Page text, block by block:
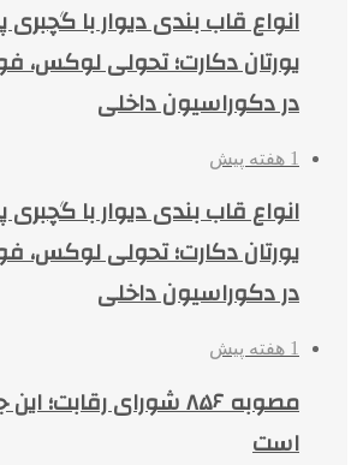
انواع قاب بندی دیوار با
یورتان دکارت؛ تحولی لوکس،
در دکوراسیون داخلی
1 هفته پیش
انواع قاب بندی دیوار با
یورتان دکارت؛ تحولی لوکس،
در دکوراسیون داخلی
1 هفته پیش
مصوبه ۸۵۶ شورای
است